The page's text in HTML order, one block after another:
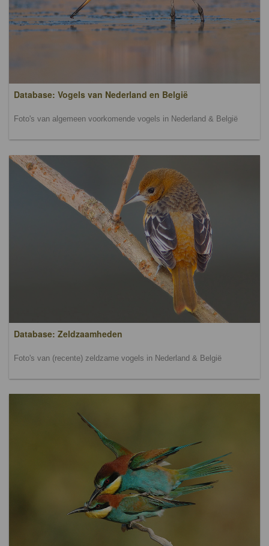
Database: Vogels van Nederland en België
Foto's van algemeen voorkomende vogels in Nederland & België
Database: Zeldzaamheden
Foto's van (recente) zeldzame vogels in Nederland & België